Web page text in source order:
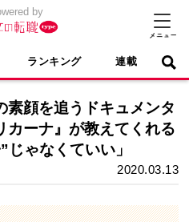
by
ランキング 連載
素顔を追うドキュメンタ
カーナ』が教えてくれる
ゃなくていい」
2020.03.13